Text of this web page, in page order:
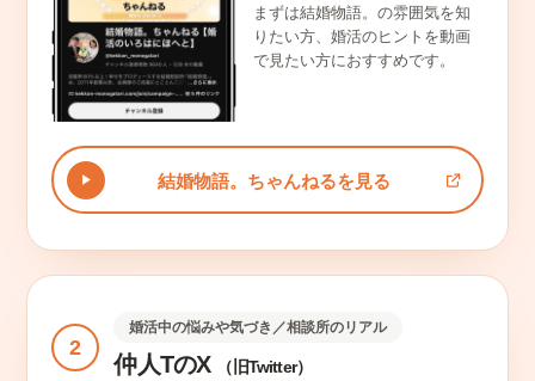
まずは結婚物語。の雰囲気を知
りたい方、婚活のヒントを動画
で見たい方におすすめです。
結婚物語。ちゃんねるを見る
2
婚活中の悩みや気づき／相談所のリアル
仲人TのX （旧Twitter）